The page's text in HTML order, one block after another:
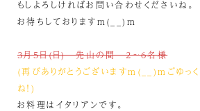
もしよろしければお問い合わせくださいね。
お待ちしておりますm(__)m
3月5日(日) 先山の間 2～6名様
(再びありがとうございますm(__)mごゆっく
ね！)
お料理はイタリアンです。